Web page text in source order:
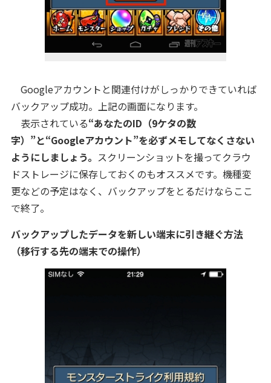
Googleアカウントと関連付けがしっかりできていれば
バックアップ成功。上記の画面になります。
表示されている“あなたのID（9ケタの数
字）”と“Googleアカウント”を必ずメモしてなくさない
ようにしましょう。 スクリーンショットを撮ってクラウ
ドストレージに保存しておくのもオススメです。 機種変
更などの予定はなく、 バックアップをとるだけならここ
で終了。
バックアップしたデータを新しい端末に引き継ぐ方法
（移行する先の端末での操作）